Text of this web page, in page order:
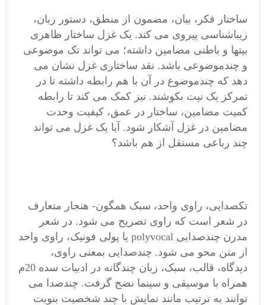
ساختار فکر، بیان، مضمون از منطق، دستور زبان،
زیباشناسی پیروی می کند. یک غزل ساختار ظاهری
بیتها و باطنی مضامین داشته؛ می تواند تک موضوعی
و چندموضوعی باشد. نقد ساختاری غزل نشان می
دهد که چندموضوع در آن با هم رابطه داشته تا در
تمرکز یک نیت بکوشند. نیز کمک می کند تا رابطه
کمیت مضامین، ساختار در عمق، کیفیت وحدت
مضامین در غزل آشکار شود. آیا یک غزل می تواند
چند رباعی مستقل از هم باشد؟
تکصدایی، راوی واحد، سبک همگون- هنجار متعارف
در شعر است که راوی تصریح می شود. در شعر
مدرن چندصدایی polyvocal یا پولی فونیک، راوی واحد
از متن محو می شود. چندصدایی بمعنی راوی،
دیدگاه، قالب، سبک، زبان چندگانه در ادبیات سده 20م
همراه با موسیقی و سینما نضج گرفت. چندصدا می
توانند به ترتیب مانند نمایش با چند شخصیت بنوبت